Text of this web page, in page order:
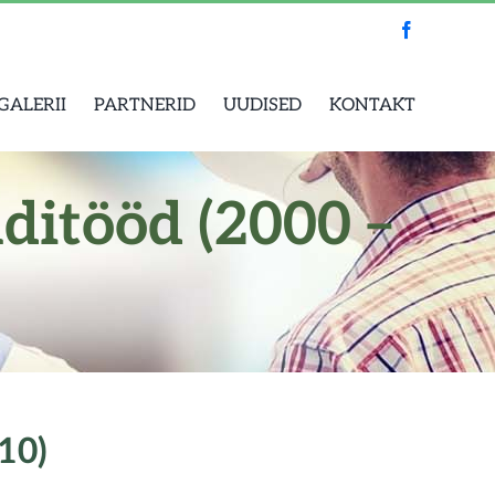
PARTNERID UUDISED KONTAKT
(2000 –